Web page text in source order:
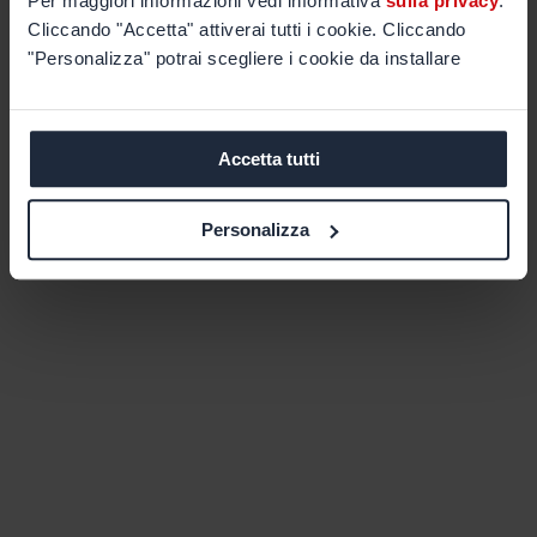
Cliccando "Accetta" attiverai tutti i cookie. Cliccando
"Personalizza" potrai scegliere i cookie da installare
Accetta tutti
Personalizza